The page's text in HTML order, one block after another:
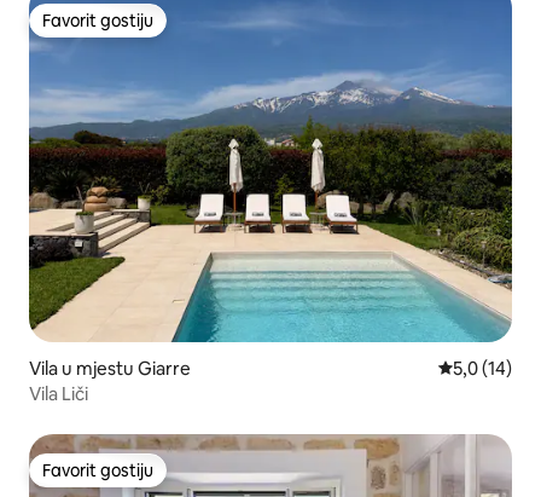
Favorit gostiju
Favorit gostiju
Vila u mjestu Giarre prosječna
5,0 (14)
Vila Liči
Favorit gostiju
Favorit gostiju